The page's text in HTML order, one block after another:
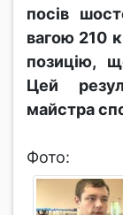
посів
вагою 210
позицію,
Цей
майстра
Фото: